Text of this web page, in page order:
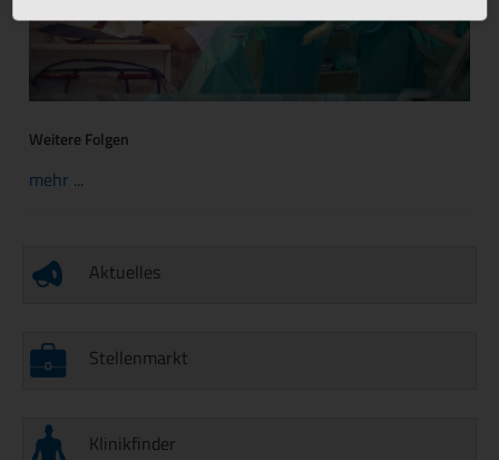
Weitere Folgen
mehr ...
Aktuelles
Stellenmarkt
Klinikfinder